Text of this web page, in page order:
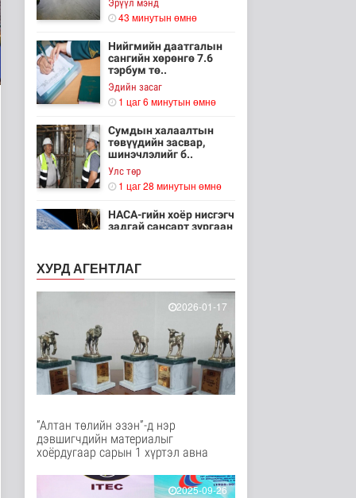
Эрүүл мэнд
43 минутын өмнө
Нийгмийн даатгалын
сангийн хөрөнгө 7.6
тэрбум тө..
Эдийн засаг
1 цаг 6 минутын өмнө
Сумдын халаалтын
төвүүдийн засвар,
шинэчлэлийг б..
Улс төр
1 цаг 28 минутын өмнө
НАСА-гийн хоёр нисгэгч
задгай сансарт зургаан
2 цаг 44 минутын өмнө
хамгаалахын тулд
Канадын иргэд мод бэ..
Дэлхийд
2 цаг 50 минутын өмнө
ЦАГ АГААР:
Улаанбаатарт шөнөдөө
Байгаль орчин
2 цаг 10 минутын өмнө
зөрчлийг E-Mongolia
системээр да..
ХУРД АГЕНТЛАГ
2026-01-17
“Алтан төлийн эзэн”-д нэр
дэвшигчдийн материалыг
хоёрдугаар сарын 1 хүртэл авна
2025-09-26